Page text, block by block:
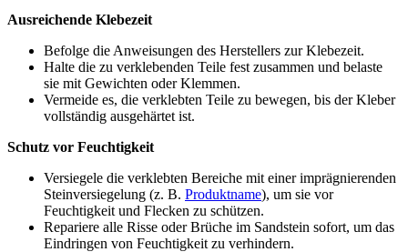
Ausreichende Klebezeit
Befolge die Anweisungen des Herstellers zur Klebezeit.
Halte die zu verklebenden Teile fest zusammen und belaste
sie mit Gewichten oder Klemmen.
Vermeide es, die verklebten Teile zu bewegen, bis der Kleber
vollständig ausgehärtet ist.
Schutz vor Feuchtigkeit
Versiegele die verklebten Bereiche mit einer imprägnierenden
Steinversiegelung (z. B. Produktname), um sie vor
Feuchtigkeit und Flecken zu schützen.
Repariere alle Risse oder Brüche im Sandstein sofort, um das
Eindringen von Feuchtigkeit zu verhindern.